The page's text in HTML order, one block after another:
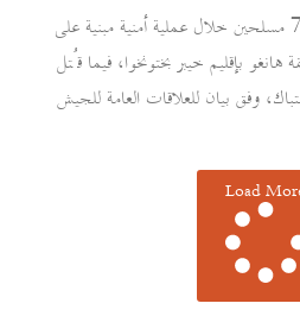
أعلن الجيش الباكستاني مقتل 7 مسلحين خلال عملية أمنية مبنية على
بإقليم خيبر بختونخوا، فيما قُتل
وفق بيان للعلاقات العامة للجيش
Load